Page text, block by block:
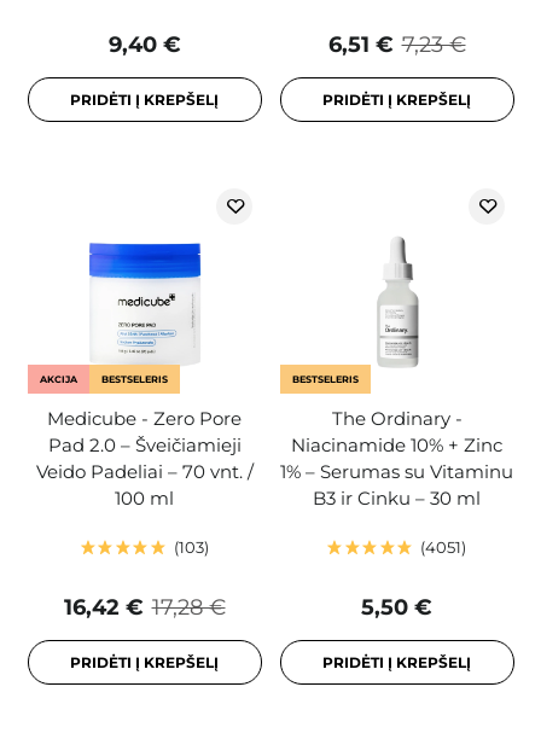
9,40 €
PRIDĖTI Į KREPŠELĮ
7,23 €
6,51 €
PRIDĖTI Į KREPŠELĮ
AKCIJA BESTSELERIS
Medicube - Zero Pore
Pad 2.0 – Šveičiamieji
Veido Padeliai – 70 vnt. /
100 ml
103
17,28 €
16,42 €
PRIDĖTI Į KREPŠELĮ
BESTSELERIS
The Ordinary -
Niacinamide 10% + Zinc
1% – Serumas su Vitaminu
B3 ir Cinku – 30 ml
4051
5,50 €
PRIDĖTI Į KREPŠELĮ